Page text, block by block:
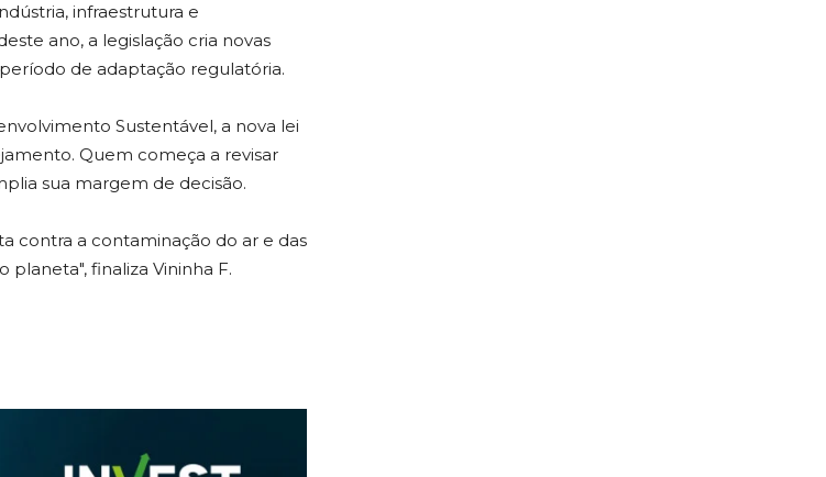
infraestrutura e
ano, a legislação cria novas
de adaptação regulatória.
Sustentável, a nova lei
Quem começa a revisar
sua margem de decisão.
contra a contaminação do ar e das
planeta", finaliza Vininha F.